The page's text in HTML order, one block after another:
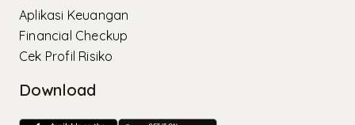
Aplikasi Keuangan
Financial Checkup
Cek Profil Risiko
Download